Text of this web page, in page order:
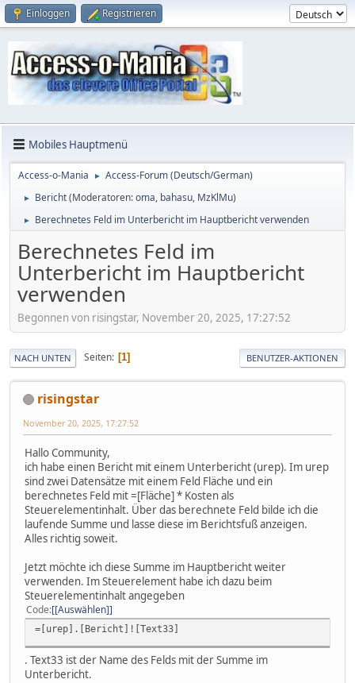
Einloggen Registrieren
Mobiles Hauptmenü
Access-o-Mania ► Access-Forum (Deutsch/German)
► Bericht(Moderatoren:oma, bahasu, MzKlMu)
► Berechnetes Feld im Unterbericht im Hauptbericht verwenden
Berechnetes Feld im
Unterbericht im Hauptbericht
verwenden
Begonnen von risingstar, November 20, 2025, 17:27:52
NACH UNTEN Seiten 1 BENUTZER-AKTIONEN
risingstar
November 20, 2025, 17:27:52
Hallo Community,
ich habe einen Bericht mit einem Unterbericht (urep). Im urep
sind zwei Datensätze mit einem Feld Fläche und ein
berechnetes Feld mit =[Fläche] * Kosten als
Steuerelementinhalt. Über das berechnete Feld bilde ich die
laufende Summe und lasse diese im Berichtsfuß anzeigen.
Alles richtig soweit.
Jetzt möchte ich diese Summe im Hauptbericht weiter
verwenden. Im Steuerelement habe ich dazu beim
Steuerelementinhalt angegeben
Code [Auswählen]
=[urep].[Bericht]![Text33]
. Text33 ist der Name des Felds mit der Summe im
Unterbericht.